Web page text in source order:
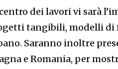
dei lavori vi sarà
tangibili, modelli di
Saranno inoltre
e Romania, per